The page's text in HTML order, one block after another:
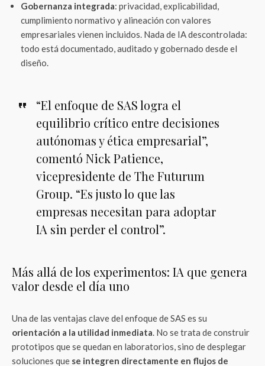
Gobernanza integrada: privacidad, explicabilidad,
cumplimiento normativo y alineación con valores
empresariales vienen incluidos. Nada de IA descontrolada:
todo está documentado, auditado y gobernado desde el
diseño.
“El enfoque de SAS logra el
equilibrio crítico entre decisiones
autónomas y ética empresarial”,
comentó Nick Patience,
vicepresidente de The Futurum
Group. “Es justo lo que las
empresas necesitan para adoptar
IA sin perder el control”.
Más allá de los experimentos: IA que genera
valor desde el día uno
Una de las ventajas clave del enfoque de SAS es su
orientación a la utilidad inmediata. No se trata de construir
prototipos que se quedan en laboratorios, sino de desplegar
soluciones que se integren directamente en flujos de